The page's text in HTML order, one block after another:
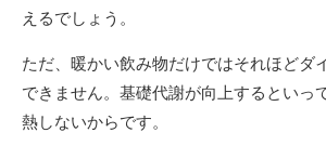
えるでしょう。
ただ、暖かい飲み物だけではそれほどダ
できません。基礎代謝が向上するといっ
熱しないからです。